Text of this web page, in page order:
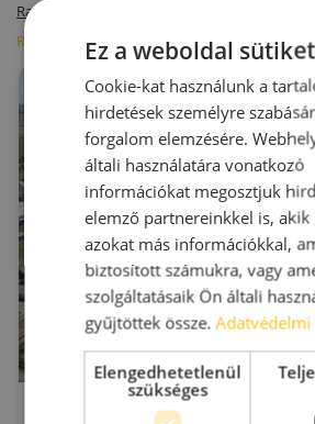
Raktárak bérleti díj szerint
Raktárak elhelyezkedés szerint
MetLog Szombathely
Ez a weboldal
Cookie-kat használunk a
hirdetések személyre
forgalom elemzésére.
általi használatára vonatkozó
információkat megosztjuk
elemző partnereinkkel is, akik
azokat más információkkal,
biztosított számukra, vagy
szolgáltatásaik Ön általi
gyűjtöttek össze.
Elengedhetetlenül
szükséges